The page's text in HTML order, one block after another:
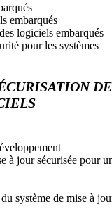
embarqués
logiciels embarqués
pour les systèmes
DE
à jour sécurisée pour
système de mise à